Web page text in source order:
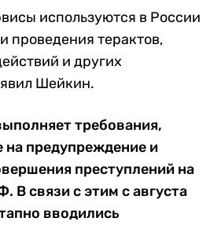
используются в России
проведения терактов,
и других
Шейкин.
требования,
на предупреждение и
преступлений на
В связи с этим с августа
вводились